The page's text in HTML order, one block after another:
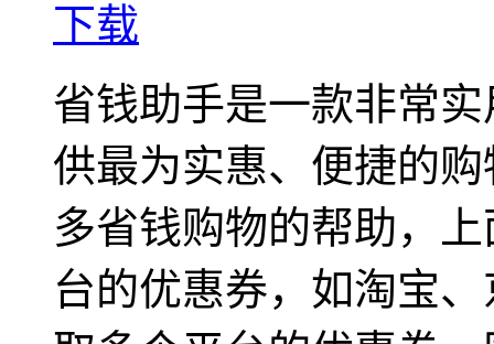
下载
省钱助手是一款非常
供最为实惠、便捷的
多省钱购物的帮助，
台的优惠券，如淘宝